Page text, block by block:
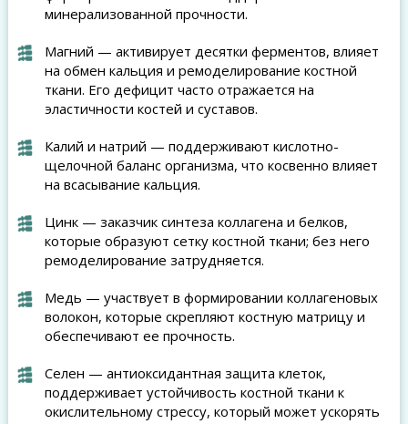
минерализованной прочности.
Магний — активирует десятки ферментов, влияет
на обмен кальция и ремоделирование костной
ткани. Его дефицит часто отражается на
эластичности костей и суставов.
Калий и натрий — поддерживают кислотно-
щелочной баланс организма, что косвенно влияет
на всасывание кальция.
Цинк — заказчик синтеза коллагена и белков,
которые образуют сетку костной ткани; без него
ремоделирование затрудняется.
Медь — участвует в формировании коллагеновых
волокон, которые скрепляют костную матрицу и
обеспечивают ее прочность.
Селен — антиоксидантная защита клеток,
поддерживает устойчивость костной ткани к
окислительному стрессу, который может ускорять